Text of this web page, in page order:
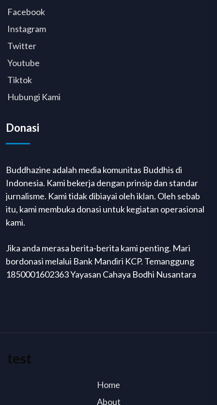
Facebook
Instagram
Twitter
Youtube
Tiktok
Hubungi Kami
Donasi
Buddhazine adalah media komunitas Buddhis di
Indonesia. Kami bekerja dengan prinsip dan standar
jurnalisme. Kami tidak dibiayai oleh iklan. Oleh sebab
itu, kami membuka donasi untuk kegiatan operasional
kami.
Jika anda merasa berita-berita kami penting. Mari
bordonasi melalui Bank Mandiri KCP. Temanggung
1850001602363 Yayasan Cahaya Bodhi Nusantara
test
Home
About